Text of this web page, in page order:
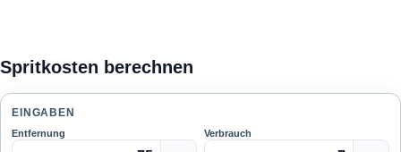
Spritkosten berechnen
EINGABEN
Entfernung Verbrauch